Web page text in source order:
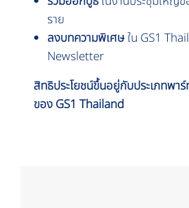
ราย
ลงบทความพิเศษใน GS1
Newsletter
สิทธิประโยชน์ขึ้นอยู่กับประเภทพาร์
ของ GS1 Thailand